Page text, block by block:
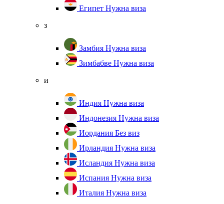
Египет Нужна виза
з
Замбия Нужна виза
Зимбабве Нужна виза
и
Индия Нужна виза
Индонезия Нужна виза
Иордания Без виз
Ирландия Нужна виза
Исландия Нужна виза
Испания Нужна виза
Италия Нужна виза